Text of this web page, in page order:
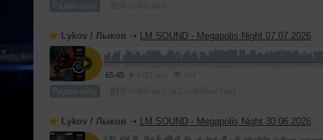
Радио-шоу
Lykov / Лыков ➝ LM SOUND - Megapolis Night 07.07.2026
65:45
Радио-шоу
Lykov / Лыков ➝ LM SOUND - Megapolis Night 30.06.2026